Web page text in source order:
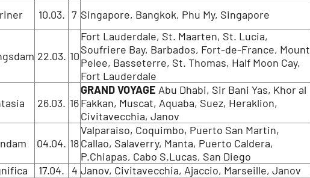
10.03. 7 Singapore, Bangkok, Phu My, Singapore
22.03. 10
Fort Lauderdale, St. Maarten, St. Lucia,
Soufriere Bay, Barbados, Fort-de-France, Mount
Pelee, Basseterre, St. Thomas, Half Moon Cay,
Fort Lauderdale
26.03. 16
GRAND VOYAGE Abu Dhabi, Sir Bani Yas, Khor al
Fakkan, Muscat, Aquaba, Suez, Heraklion,
Civitavecchia, Janov
04.04. 18
Valparaiso, Coquimbo, Puerto San Martin,
Callao, Salaverry, Manta, Puerto Caldera,
P.Chiapas, Cabo S.Lucas, San Diego
17.04. 4 Janov, Civitavecchia, Ajaccio, Marseille, Janov